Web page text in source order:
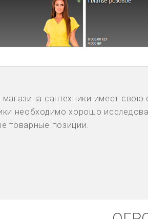
магазина сантехники имеет
необходимо хорошо
товарные позиции.